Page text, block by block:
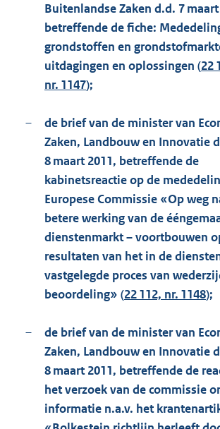
Buitenlandse Zaken d.d. 7 maart
betreffende de fiche:
grondstoffen en
uitdagingen en oplossingen (22
nr. 1147);
–
de brief van de minister van
Zaken, Landbouw en Innovatie
8 maart 2011, betreffende de
kabinetsreactie op de
Europese Commissie «Op weg
betere werking van de
dienstenmarkt – voortbouwen
resultaten van het in de
vastgelegde proces van
beoordeling» (22 112, nr. 1148);
–
de brief van de minister van
Zaken, Landbouw en Innovatie
8 maart 2011, betreffende de
het verzoek van de commissie
informatie n.a.v. het